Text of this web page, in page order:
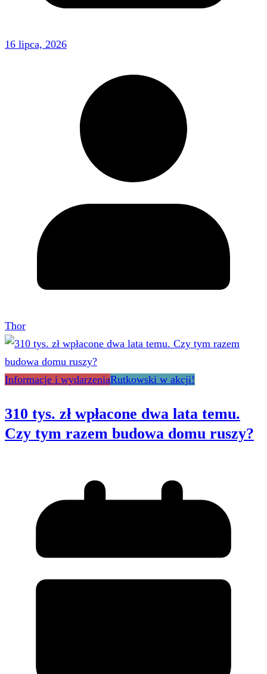
16 lipca, 2026
Thor
Informacje i wydarzeniaRutkowski w akcji!
310 tys. zł wpłacone dwa lata temu.
Czy tym razem budowa domu ruszy?